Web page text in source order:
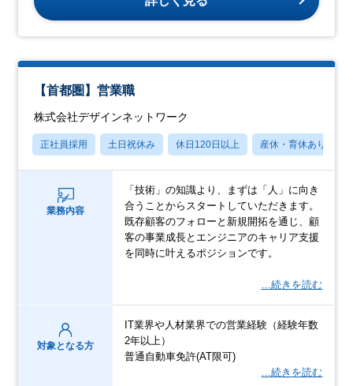
【首都圏】営業職
株式会社デザインネットワーク
正社員採用 土日祝休み 休日120日以上 産休・育休あり
業務内容
「技術」の知識より、まずは「人」に向き
合うことからスタートしていただきます。
既存顧客のフォローと新規開拓を通じ、顧
客の事業成長とエンジニアのキャリア支援
を同時に叶えるポジションです。
…続きを読む
対象となる方
IT業界や人材業界での営業経験（経験年数
2年以上）
普通自動車免許(AT限可)
…続きを読む